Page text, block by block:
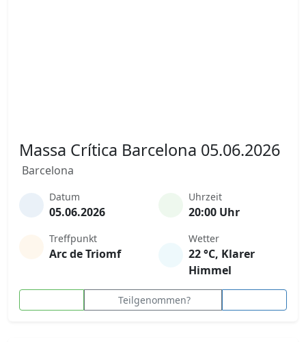
Massa Crítica Barcelona 05.06.2026
Barcelona
Datum
05.06.2026
Uhrzeit
20:00 Uhr
Treffpunkt
Arc de Triomf
Wetter
22 °C, Klarer
Himmel
Teilgenommen?